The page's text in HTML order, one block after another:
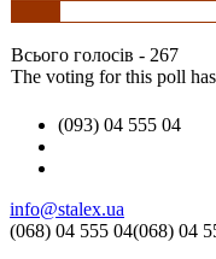
Всього голосів - 267
The voting for this poll
(093) 04 555 04
info@stalex.ua
(068) 04 555 04(068) 04